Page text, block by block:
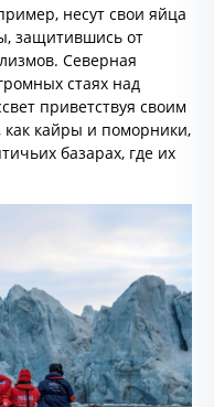
несут свои яйца
защитившись от
Северная
стаях над
приветствуя своим
кайры и поморники,
базарах, где их